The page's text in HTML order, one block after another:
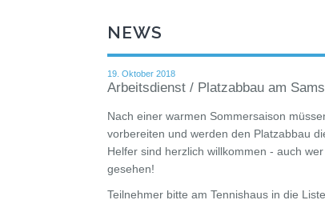
NEWS
19. Oktober 2018
Arbeitsdienst / Platzabbau am
Nach einer warmen Sommersaison
vorbereiten und werden den Platzabbau
Helfer sind herzlich willkommen - auch
gesehen!
Teilnehmer bitte am Tennishaus in die